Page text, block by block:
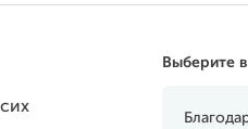
Выберите